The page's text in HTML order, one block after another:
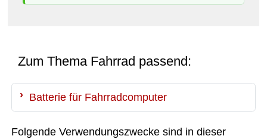
Zum Thema Fahrrad passend:
Batterie für Fahrradcomputer
Folgende Verwendungszwecke sind in dieser